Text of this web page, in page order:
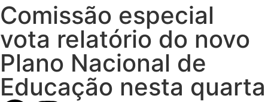
Comissão especial
vota relatório do novo
Plano Nacional de
Educação nesta quarta